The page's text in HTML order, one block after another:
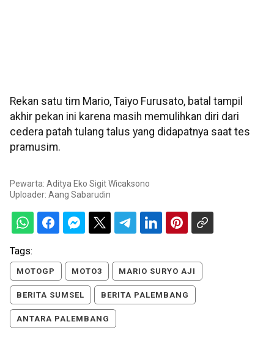
Rekan satu tim Mario, Taiyo Furusato, batal tampil
akhir pekan ini karena masih memulihkan diri dari
cedera patah tulang talus yang didapatnya saat tes
pramusim.
Pewarta: Aditya Eko Sigit Wicaksono
Uploader: Aang Sabarudin
Tags:
MOTOGP MOTO3 MARIO SURYO AJI
BERITA SUMSEL BERITA PALEMBANG
ANTARA PALEMBANG